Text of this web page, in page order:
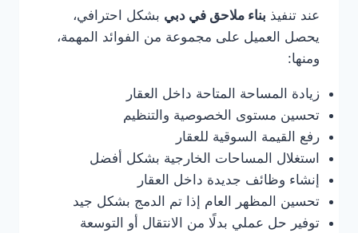
عند تنفيذ بناء ملاحق في دبي بشكل احترافي،
يحصل العميل على مجموعة من الفوائد المهمة،
ومنها:
زيادة المساحة المتاحة داخل العقار
تحسين مستوى الخصوصية والتنظيم
رفع القيمة السوقية للعقار
استغلال المساحات الخارجية بشكل أفضل
إنشاء وظائف جديدة داخل العقار
تحسين المظهر العام إذا تم الدمج بشكل جيد
توفير حل عملي بدلًا من الانتقال أو التوسعة